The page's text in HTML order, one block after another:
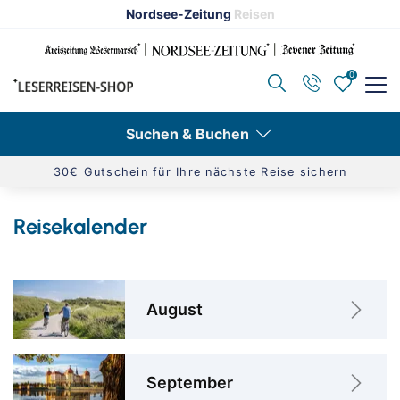
Nordsee-Zeitung Reisen
0
Suchen & Buchen
30€ Gutschein für Ihre nächste Reise sichern
Zurück
Kategorien anzeigen
Aktivreisen
Alleinreisende
Eventreisen
Klassische Konzerte
Konzertreisen
Zurück
Schiffsreisen anzeigen
Aktuelle Schiffsangebote
Adventskreuzfahrten
AIDA Cruises
Flusskreuzfahrten
Hochseekreuzfahrten
Reisekalender
August
September